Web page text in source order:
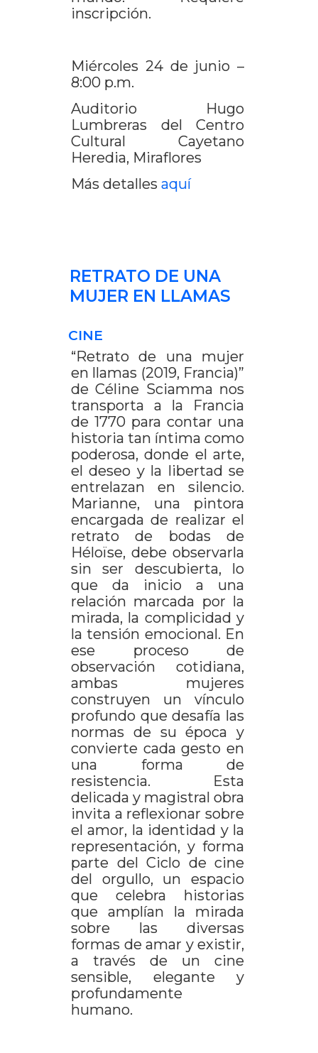
inscripción.
Miércoles 24 de junio –
8:00 p.m.
Auditorio Hugo
Lumbreras del Centro
Cultural Cayetano
Heredia, Miraflores
Más detalles aquí
RETRATO DE UNA
MUJER EN LLAMAS
CINE
“Retrato de una mujer
en llamas (2019, Francia)”
de Céline Sciamma nos
transporta a la Francia
de 1770 para contar una
historia tan íntima como
poderosa, donde el arte,
el deseo y la libertad se
entrelazan en silencio.
Marianne, una pintora
encargada de realizar el
retrato de bodas de
Héloïse, debe observarla
sin ser descubierta, lo
que da inicio a una
relación marcada por la
mirada, la complicidad y
la tensión emocional. En
ese proceso de
observación cotidiana,
ambas mujeres
construyen un vínculo
profundo que desafía las
normas de su época y
convierte cada gesto en
una forma de
resistencia. Esta
delicada y magistral obra
invita a reflexionar sobre
el amor, la identidad y la
representación, y forma
parte del Ciclo de cine
del orgullo, un espacio
que celebra historias
que amplían la mirada
sobre las diversas
formas de amar y existir,
a través de un cine
sensible, elegante y
profundamente
humano.